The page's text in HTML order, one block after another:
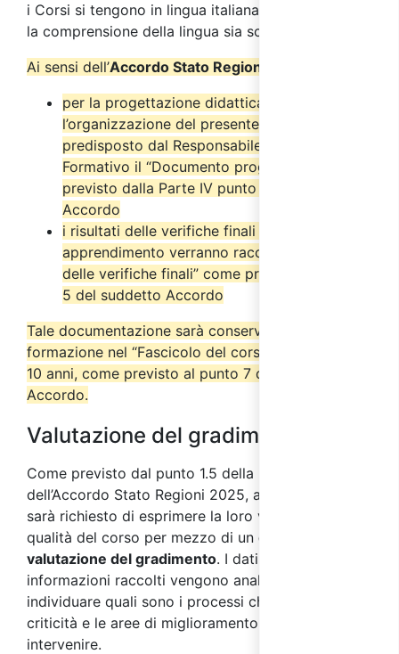
i Corsi si tengono in lingua italiana ed è necessaria
la comprensione della lingua sia scritta che orale.
Ai sensi dell’Accordo Stato Regioni del 17/4/2025
per la progettazione didattica e
l’organizzazione del presente corso è stato
predisposto dal Responsabile del Progetto
Formativo il “Documento progettuale” come
previsto dalla Parte IV punto 2.6 del suddetto
Accordo
i risultati delle verifiche finali di
apprendimento verranno raccolti nel “Verbale
delle verifiche finali” come previsto dal punto
5 del suddetto Accordo
Tale documentazione sarà conservata dall’ente di
formazione nel “Fascicolo del corso” per almeno
10 anni, come previsto al punto 7 del suddetto
Accordo.
Valutazione del gradimento
Come previsto dal punto 1.5 della parte IV
dell’Accordo Stato Regioni 2025, ai partecipanti
sarà richiesto di esprimere la loro valutazione sulla
qualità del corso per mezzo di un questionario di
valutazione del gradimento. I dati e le
informazioni raccolti vengono analizzati al fine di
individuare quali sono i processi che presentano
criticità e le aree di miglioramento su cui
intervenire.